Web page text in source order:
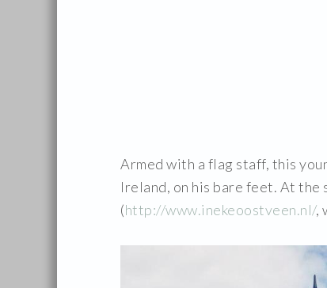
Armed with a flag staff, this
Ireland, on his bare feet. At the
(http://www.inekeoostveen.nl/,